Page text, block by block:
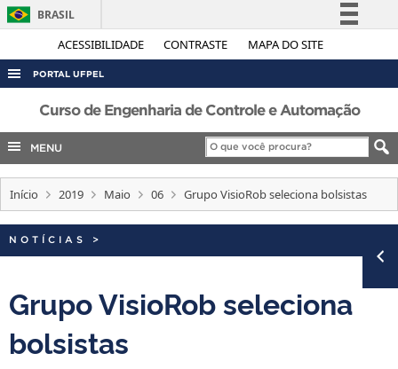
ACESSIBILIDADE CONTRASTE MAPA DO SITE
BRASIL
Simplifique!
Legislação
Canais
PORTAL UFPEL
ACESSO À INFORMAÇÃO
AUDITORIA
COBALTO
CONCURSOS
EDITAIS
INTERNACIONAL
PORTARIAS
TELEFONES
Curso de Engenharia de Controle e Automação
MENU
Início 2019 Maio 06 Grupo VisioRob seleciona bolsistas
NOTÍCIAS >
Grupo VisioRob seleciona
bolsistas